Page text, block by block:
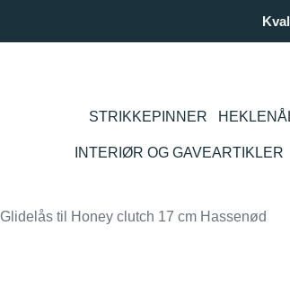
STRIKKEPINNER
INTERIØR OG GAVEARTIKLER
Glidelås til Honey clutch 17 cm Hassenød